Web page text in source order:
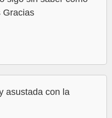
Gracias
asustada con la